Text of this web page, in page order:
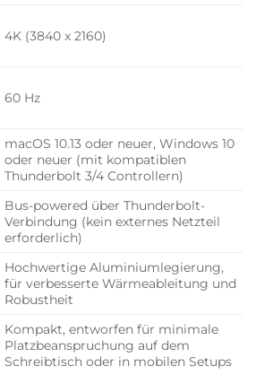
4K (3840 x 2160)
60 Hz
macOS 10.13 oder neuer, Windows 10
oder neuer (mit kompatiblen
Thunderbolt 3/4 Controllern)
Bus-powered über Thunderbolt-
Verbindung (kein externes Netzteil
erforderlich)
Hochwertige Aluminiumlegierung,
für verbesserte Wärmeableitung und
Robustheit
Kompakt, entworfen für minimale
Platzbeanspruchung auf dem
Schreibtisch oder in mobilen Setups